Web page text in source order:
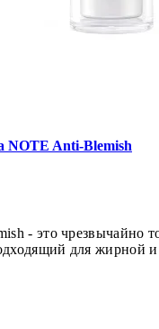
NOTE Anti-Blemish
- это чрезвычайно
для жирной и